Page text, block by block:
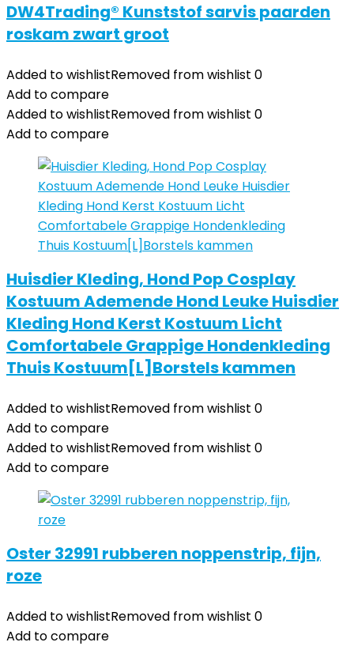
DW4Trading® Kunststof sarvis paarden
roskam zwart groot
Added to wishlistRemoved from wishlist 0
Add to compare
Added to wishlistRemoved from wishlist 0
Add to compare
Huisdier Kleding, Hond Pop Cosplay
Kostuum Ademende Hond Leuke Huisdier
Kleding Hond Kerst Kostuum Licht
Comfortabele Grappige Hondenkleding
Thuis Kostuum[L]Borstels kammen
Added to wishlistRemoved from wishlist 0
Add to compare
Added to wishlistRemoved from wishlist 0
Add to compare
Oster 32991 rubberen noppenstrip, fijn,
roze
Added to wishlistRemoved from wishlist 0
Add to compare